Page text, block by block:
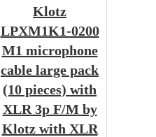
Klotz
LPXM1K1-0200
M1 microphone
cable large pack
(10 pieces) with
XLR 3p F/M by
Klotz with XLR